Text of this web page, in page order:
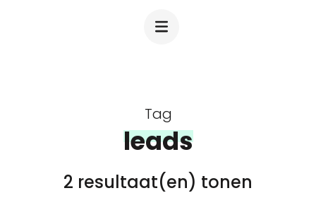
Tag
leads
2 resultaat(en) tonen